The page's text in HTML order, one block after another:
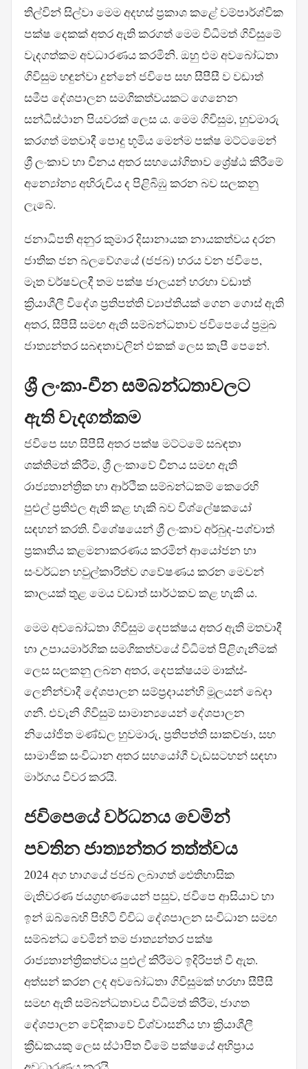
තිල්වින් සිල්වා මෙම අදහස් ප්‍රකාශ කළේ වම්පාර්ශ්වික
පක්ෂ දෙකක් අතර ඇති කරගත් මෙම විධිමත් ගිවිසුමේ
වැදගත්කම අවධාරණය කරමිනි. ඔහු එම අවබෝධතා
ගිවිසුම හඳුන්වා දුන්නේ ජවිපෙ සහ සීපීසී ව වඩාත්
සමීප දේශපාලන සමගිකත්වයකට ගෙනෙන
සන්ධිස්ථාන පියවරක් ලෙස ය. මෙම ගිවිසුම, හුවමාරු
කරගත් මතවාදී පොදු භූමිය මෙන්ම පක්ෂ මට්ටමෙන්
ශ්‍රී ලංකාව හා චීනය අතර සහයෝගිතාව ශ්‍රේෂ්ඨ කිරීමේ
අන්‍යෝන්‍ය අභිරුචිය ද පිළිබිඹු කරන බව සලකනු
ලැබේ.
ජනාධිපති අනුර කුමාර දිසානායක නායකත්වය දරන
ජාතික ජන බලවේගයේ (ජජබ) හරය වන ජවිපෙ,
මෑත වර්ෂවලදී තම පක්ෂ ජාලයන් හරහා වඩාත්
ක්‍රියාශීලී විදේශ ප්‍රතිපත්ති ව්‍යාප්තියක් ගෙන ගොස් ඇති
අතර, සීපීසී සමඟ ඇති සම්බන්ධතාව ජවිපෙයේ ප්‍රමුඛ
ජාත්‍යන්තර සබඳතාවලින් එකක් ලෙස කැපී පෙනේ.
ශ්‍රී ලංකා-චීන සම්බන්ධතාවලට
ඇති වැදගත්කම
ජවිපෙ සහ සීපීසී අතර පක්ෂ මට්ටමේ සබඳතා
ශක්තිමත් කිරීම, ශ්‍රී ලංකාවේ චීනය සමඟ ඇති
රාජ්‍යතාන්ත්‍රික හා ආර්ථික සම්බන්ධකම් කෙරෙහි
පුළුල් ප්‍රතිඵල ඇති කළ හැකි බව විශ්ලේෂකයෝ
සඳහන් කරති. විශේෂයෙන් ශ්‍රී ලංකාව අර්බුද-පශ්චාත්
ප්‍රකෘතිය කළමනාකරණය කරමින් ආයෝජන හා
සංවර්ධන හවුල්කාරිත්ව ගවේෂණය කරන මෙවන්
කාලයක් තුළ මෙය වඩාත් සාර්ථකව කළ හැකි ය.
මෙම අවබෝධතා ගිවිසුම දෙපක්ෂය අතර ඇති මතවාදී
හා උපායමාර්ගික සමගිකත්වයේ විධිමත් පිළිගැනීමක්
ලෙස සලකනු ලබන අතර, දෙපක්ෂයම මාක්ස්-
ලෙනින්වාදී දේශපාලන සම්ප්‍රදායන්හි මූලයන් බෙදා
ගනී. එවැනි ගිවිසුම් සාමාන්‍යයෙන් දේශපාලන
නියෝජිත මණ්ඩල හුවමාරු, ප්‍රතිපත්ති සාකච්ඡා, සහ
සාමාජික සංවිධාන අතර සහයෝගී වැඩසටහන් සඳහා
මාර්ගය විවර කරයි.
ජවිපෙයේ වර්ධනය වෙමින්
පවතින ජාත්‍යන්තර තත්ත්වය
2024 අග භාගයේ ජජබ ලබාගත් ඓතිහාසික
මැතිවරණ ජයග්‍රහණයෙන් පසුව, ජවිපෙ ආසියාව හා
ඉන් ඔබ්බෙහි පිහිටි විවිධ දේශපාලන සංවිධාන සමඟ
සම්බන්ධ වෙමින් තම ජාත්‍යන්තර පක්ෂ
රාජ්‍යතාන්ත්‍රිකත්වය පුළුල් කිරීමට ඉදිරිපත් වී ඇත.
අත්සන් කරන ලද අවබෝධතා ගිවිසුමක් හරහා සීපීසී
සමඟ ඇති සම්බන්ධතාවය විධිමත් කිරීම, ජාගත
දේශපාලන වේදිකාවේ විශ්වාසනීය හා ක්‍රියාශීලී
ක්‍රීඩකයකු ලෙස ස්ථාපිත වීමේ පක්ෂයේ අභිප්‍රාය